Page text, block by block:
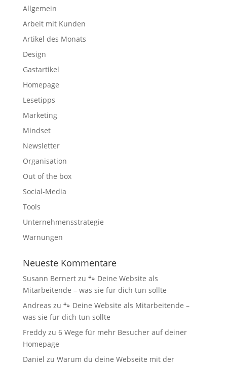
Allgemein
Arbeit mit Kunden
Artikel des Monats
Design
Gastartikel
Homepage
Lesetipps
Marketing
Mindset
Newsletter
Organisation
Out of the box
Social-Media
Tools
Unternehmensstrategie
Warnungen
Neueste Kommentare
Susann Bernertzu 🐾 Deine Website als
Mitarbeitende – was sie für dich tun sollte
Andreas zu 🐾 Deine Website als Mitarbeitende –
was sie für dich tun sollte
Freddyzu 6 Wege für mehr Besucher auf deiner
Homepage
Daniel zu Warum du deine Webseite mit der